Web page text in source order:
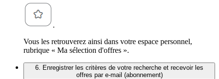
.
Vous les retrouverez ainsi dans votre espace personnel,
rubrique « Ma sélection d'offres ».
6. Enregistrer les critères de votre recherche et recevoir les
offres par e-mail (abonnement)